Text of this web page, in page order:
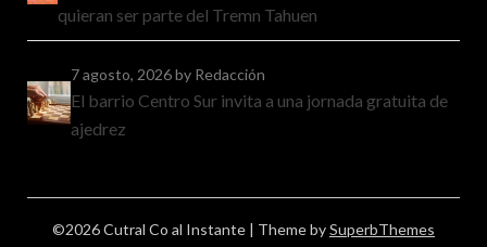
quieran ser parte del Tremn Tahuen
7 agosto, 2026by Redacción
El barrio Centro Sur invita a una jornada gratuita de
ajedrez
©2026 Cutral Co al Instante | Theme bySuperbThemes